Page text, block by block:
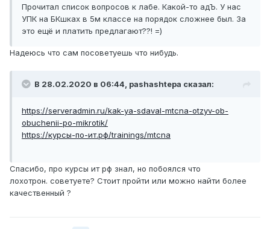
Прочитал список вопросов к лабе. Какой-то адЪ. У нас
УПК на БКшках в 5м классе на порядок сложнее был. За
это ещё и платить предлагают??! =)
Надеюсь что сам посоветуешь что нибудь.
В 28.02.2020 в 06:44, pashashtepa сказал:
https://serveradmin.ru/kak-ya-sdaval-mtcna-otzyv-ob-
obuchenii-po-mikrotik/
https://курсы-по-ит.рф/trainings/mtcna
Спасибо, про курсы ит рф знал, но побоялся что
лохотрон. советуете? Стоит пройти или можно найти более
качественный ?